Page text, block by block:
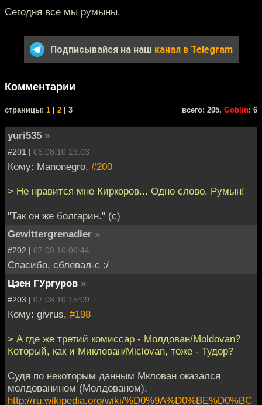
Сегодня все мы румыны.
Подписывайся на наш канал в Telegram
Комментарии
cтраницы: 1 2 | 3 всего: 205, Goblin: 6
yuri535 »
#201 | 06.08.10 19:03
Кому: Manonegro, #200
> Не нравится мне Киркоров... Одно слово, Румын!
"Так он же болгарин." (c)
Gewittergrenadier »
#202 | 07.08.10 06:44
Спасибо, сблевал-с :/
Цзен ГУргуров »
#203 | 07.08.10 15:09
Кому: givrus, #198
> А где же третий комиссар - Молдован/Moldovan?
Который, как и Миклован/Miclovan, тоже - Тудор?
Судя по некоторым данным Мклован оказался
молдованином (Молдованом).
http://ru.wikipedia.org/wiki/%D0%9A%D0%BE%D0%BC